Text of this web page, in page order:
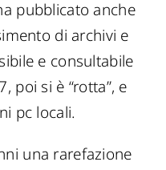
pubblicato anche
di archivi e
e consultabile
poi si è “rotta”, e
pc locali.
una rarefazione